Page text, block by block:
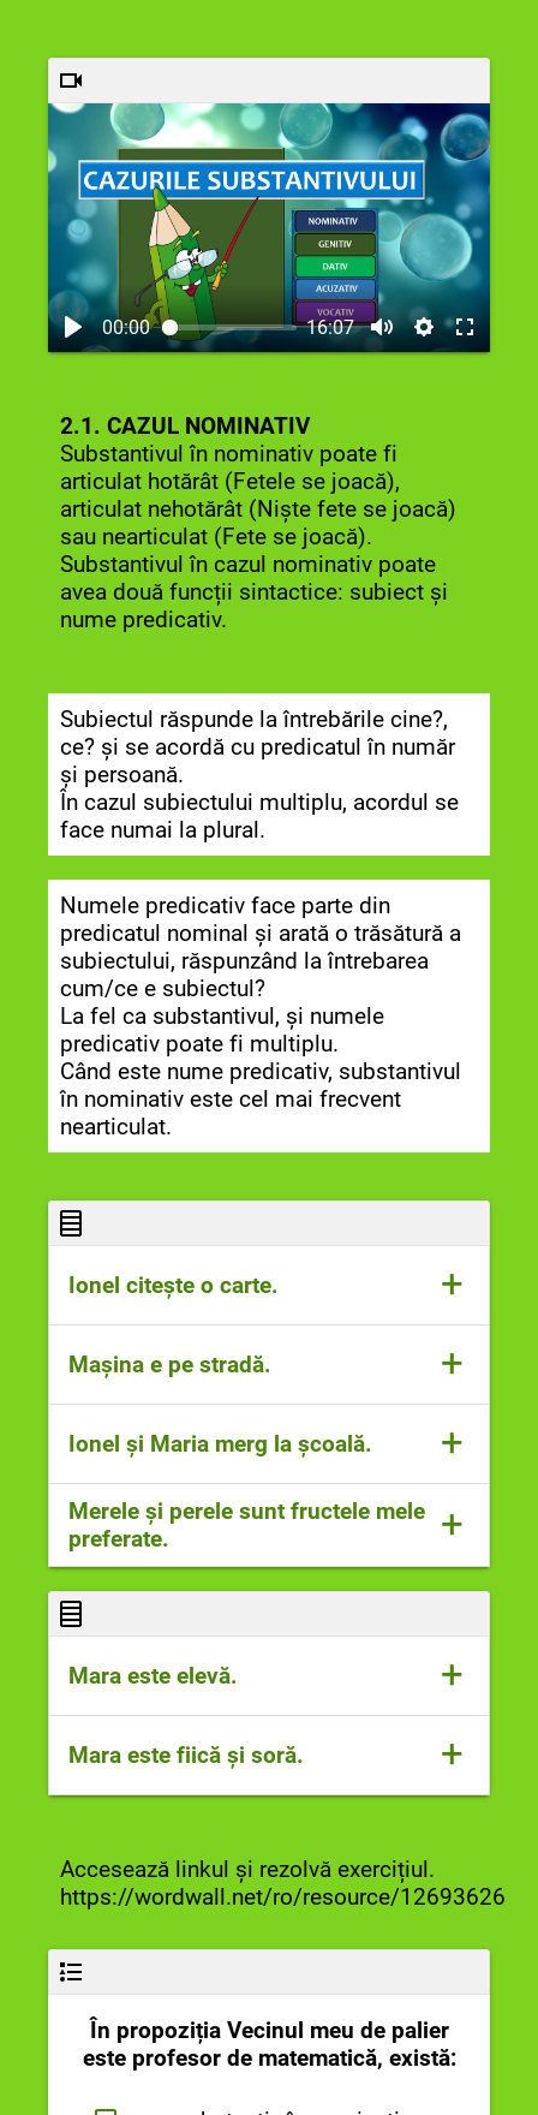
00:00 16:07
2.1. CAZUL NOMINATIV
Substantivul în nominativ poate fi
articulat hotărât (Fetele se joacă),
articulat nehotărât (Niște fete se joacă)
sau nearticulat (Fete se joacă).
Substantivul în cazul nominativ poate
avea două funcții sintactice: subiect și
nume predicativ.
Subiectul răspunde la întrebările cine?,
ce? și se acordă cu predicatul în număr
și persoană.
În cazul subiectului multiplu, acordul se
face numai la plural.
Numele predicativ face parte din
predicatul nominal și arată o trăsătură a
subiectului, răspunzând la întrebarea
cum/ce e subiectul?
La fel ca substantivul, și numele
predicativ poate fi multiplu.
Când este nume predicativ, substantivul
în nominativ este cel mai frecvent
nearticulat.
Ionel citește o carte. +
Cuvântul „Ionel” este substantiv propriu,
funcție sintactică de subiect simplu.
Mașina e pe stradă. +
Cuvântul „mașina” este un substantiv
comun, funcție sintactică de subiect
simplu.
Ionel și Maria merg la școală. +
Cuvintele „Ionel și Maria” sunt
substantive proprii, funcție sintactică
de subiect multiplu.
Merele și perele sunt fructele mele
preferate.
+
Cuvintele „merele și perele” sunt
substantive comune , funcție sintactică
Mara este elevă.
+
Cuvântul „elevă” este substantiv comun,
funcție sintactică de nume predicativ
simplu.
Mara este fiică și soră. +
de nume predicativ multiplu.
Accesează linkul și rezolvă exercițiul.
https://wordwall.net/ro/resource/12693626
În propoziția Vecinul meu de palier
este profesor de matematică, există: